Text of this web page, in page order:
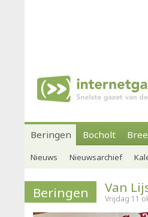
Beringen Bocholt Bree
Nieuws Nieuwsarchief
Beringen Van
Vrijdag 11